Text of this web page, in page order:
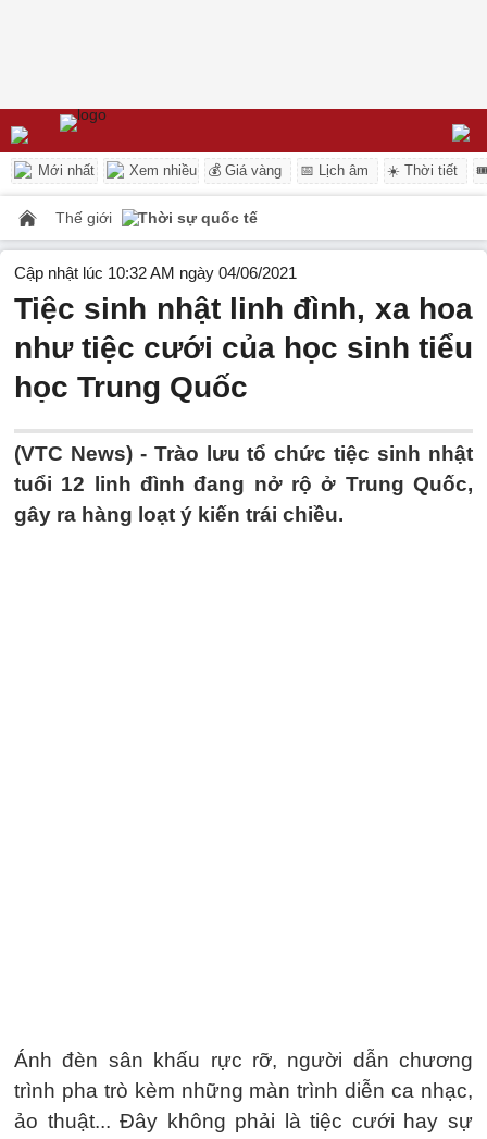
Mới nhất Xem nhiều 💰 Giá vàng 📅 Lịch âm ☀️ Thời tiết
Thế giới Thời sự quốc tế
Cập nhật lúc 10:32 AM ngày 04/06/2021
Tiệc sinh nhật linh đình, xa hoa
như tiệc cưới của học sinh tiểu
học Trung Quốc
(VTC News) - Trào lưu tổ chức tiệc sinh nhật
tuổi 12 linh đình đang nở rộ ở Trung Quốc,
gây ra hàng loạt ý kiến trái chiều.
Ánh đèn sân khấu rực rỡ, người dẫn chương
trình pha trò kèm những màn trình diễn ca nhạc,
ảo thuật... Đây không phải là tiệc cưới hay sự